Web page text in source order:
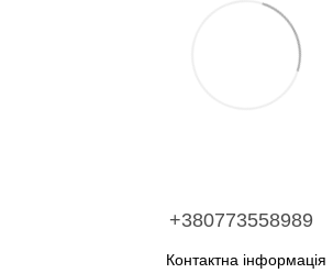
+380773558989
Контактна інформація